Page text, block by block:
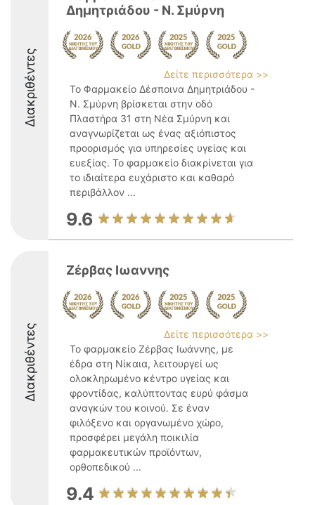
Διακριθέντες
Δημητριάδου - Ν. Σμύρνη
Δείτε περισσότερα >>
Το Φαρμακείο Δέσποινα Δημητριάδου -
Ν. Σμύρνη βρίσκεται στην οδό
Πλαστήρα 31 στη Νέα Σμύρνη και
αναγνωρίζεται ως ένας αξιόπιστος
προορισμός για υπηρεσίες υγείας και
ευεξίας. Το φαρμακείο διακρίνεται για
το ιδιαίτερα ευχάριστο και καθαρό
περιβάλλον ...
9.6
Διακριθέντες
Ζέρβας Ιωαννης
Δείτε περισσότερα >>
Το φαρμακείο Ζέρβας Ιωάννης, με
έδρα στη Νίκαια, λειτουργεί ως
ολοκληρωμένο κέντρο υγείας και
φροντίδας, καλύπτοντας ευρύ φάσμα
αναγκών του κοινού. Σε έναν
φιλόξενο και οργανωμένο χώρο,
προσφέρει μεγάλη ποικιλία
φαρμακευτικών προϊόντων,
ορθοπεδικού ...
9.4